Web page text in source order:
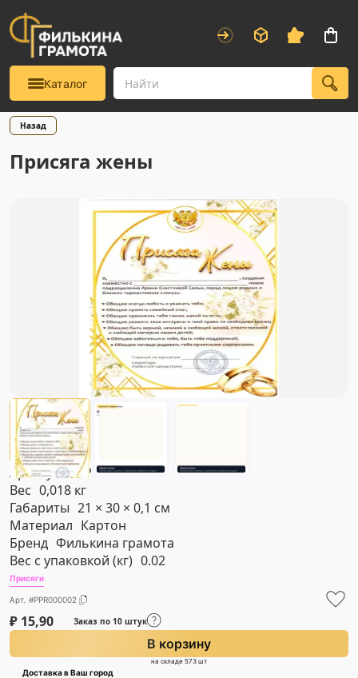
Каталог
Назад
Присяга жены
Артикул #PPR000002
Вес 0,018 кг
Габариты 21 × 30 × 0,1 см
Материал Картон
Бренд Филькина грамота
Вес с упаковкой (кг) 0.02
Присяги
Арт. #PPR000002
₽ 15,90 Заказ по 10 штук
В корзину
на складе 573 шт
Доставка в Ваш город